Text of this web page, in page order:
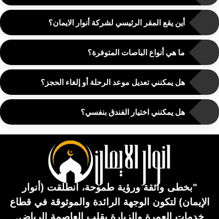
أين يقع المقر الرئيسي لشركة أنوار الايمان؟
ما هي أنواع الباصات المتوفرة؟
هل يمكنني تعديل موعد الرحلة أو إلغاء الحجز؟
هل يمكنني اختيار الفندق بنفسي؟
"بخطى واثقة ورؤية طموحة، انطلقت (أنوار
الإيمان) لتكون الوجهة الرائدة والموثوقة في قطاع
خدمات العمرة والزيارة بقلب العاصمة الرياض.